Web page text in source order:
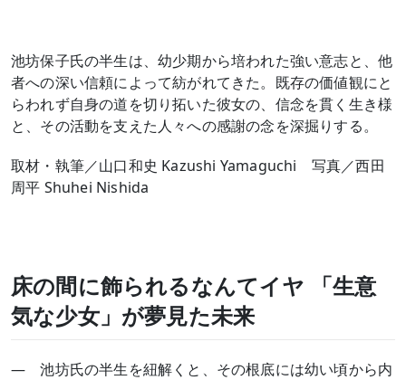
池坊保子氏の半生は、幼少期から培われた強い意志と、他
者への深い信頼によって紡がれてきた。既存の価値観にと
らわれず自身の道を切り拓いた彼女の、信念を貫く生き様
と、その活動を支えた人々への感謝の念を深掘りする。
取材・執筆／山口和史 Kazushi Yamaguchi 写真／西田
周平 Shuhei Nishida
床の間に飾られるなんてイヤ 「生意
気な少女」が夢見た未来
― 池坊氏の半生を紐解くと、その根底には幼い頃から内